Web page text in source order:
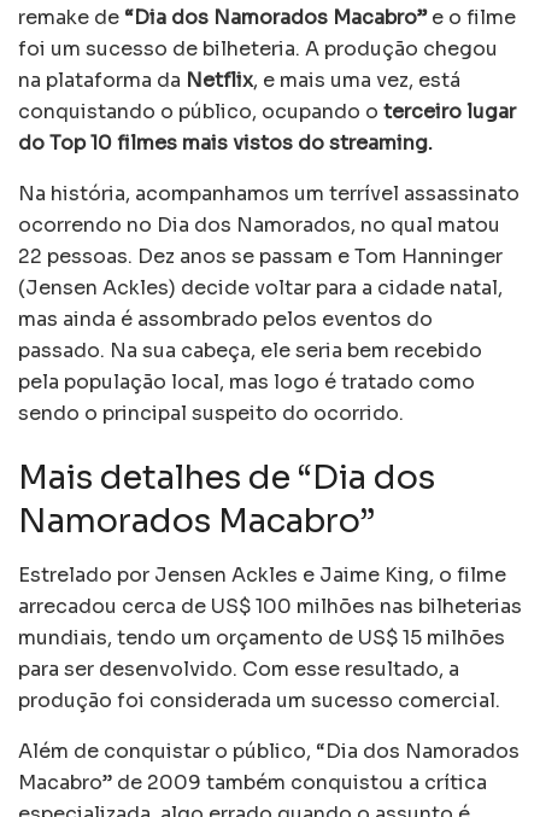
remake de “Dia dos Namorados Macabro”e o filme
foi um sucesso de bilheteria. A produção chegou
na plataforma da Netflix, e mais uma vez, está
conquistando o público, ocupando o terceiro lugar
do Top 10 filmes mais vistos do streaming.
Na história, acompanhamos um terrível assassinato
ocorrendo no Dia dos Namorados, no qual matou
22 pessoas. Dez anos se passam e Tom Hanninger
(Jensen Ackles) decide voltar para a cidade natal,
mas ainda é assombrado pelos eventos do
passado. Na sua cabeça, ele seria bem recebido
pela população local, mas logo é tratado como
sendo o principal suspeito do ocorrido.
Mais detalhes de “Dia dos
Namorados Macabro”
Estrelado por Jensen Ackles e Jaime King, o filme
arrecadou cerca de US$ 100 milhões nas bilheterias
mundiais, tendo um orçamento de US$ 15 milhões
para ser desenvolvido. Com esse resultado, a
produção foi considerada um sucesso comercial.
Além de conquistar o público, “Dia dos Namorados
Macabro” de 2009 também conquistou a crítica